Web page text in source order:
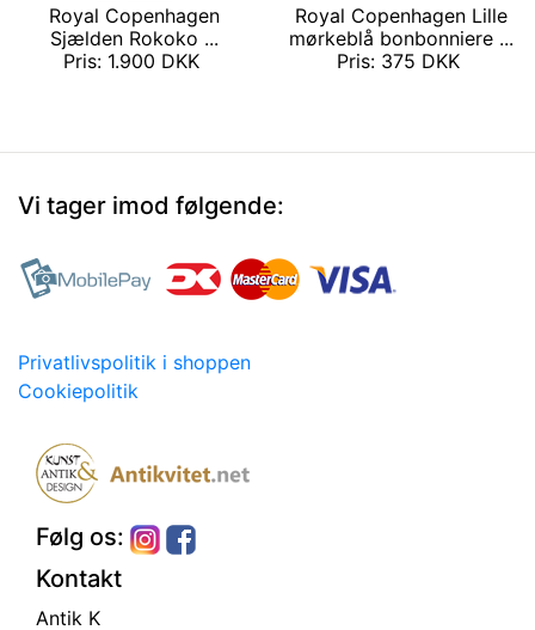
Royal Copenhagen
Sjælden Rokoko ...
Pris: 1.900 DKK
Royal Copenhagen Lille
mørkeblå bonbonniere ...
Pris: 375 DKK
Vi tager imod følgende:
Privatlivspolitik i shoppen
Cookiepolitik
Følg os:
Kontakt
Antik K